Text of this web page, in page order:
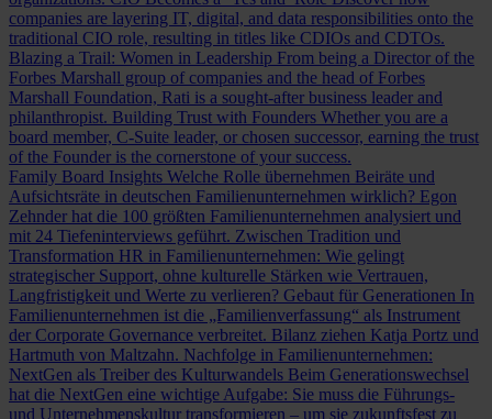
companies are layering IT, digital, and data responsibilities onto the
traditional CIO role, resulting in titles like CDIOs and CDTOs.
Blazing a Trail: Women in Leadership From being a Director of the
Forbes Marshall group of companies and the head of Forbes
Marshall Foundation, Rati is a sought-after business leader and
philanthropist. Building Trust with Founders Whether you are a
board member, C-Suite leader, or chosen successor, earning the trust
of the Founder is the cornerstone of your success.
Family Board Insights Welche Rolle übernehmen Beiräte und
Aufsichtsräte in deutschen Familienunternehmen wirklich? Egon
Zehnder hat die 100 größten Familienunternehmen analysiert und
mit 24 Tiefeninterviews geführt. Zwischen Tradition und
Transformation HR in Familienunternehmen: Wie gelingt
strategischer Support, ohne kulturelle Stärken wie Vertrauen,
Langfristigkeit und Werte zu verlieren? Gebaut für Generationen In
Familienunternehmen ist die „Familienverfassung“ als Instrument
der Corporate Governance verbreitet. Bilanz ziehen Katja Portz und
Hartmuth von Maltzahn. Nachfolge in Familienunternehmen:
NextGen als Treiber des Kulturwandels Beim Generationswechsel
hat die NextGen eine wichtige Aufgabe: Sie muss die Führungs-
und Unternehmenskultur transformieren – um sie zukunftsfest zu